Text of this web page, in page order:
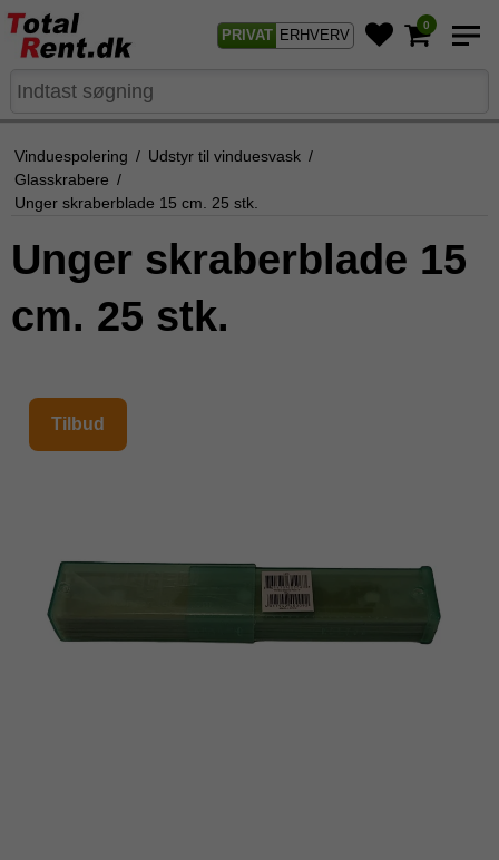
PRIVAT ERHVERV
0
Vinduespolering / Udstyr til vinduesvask /
Glasskrabere /
Unger skraberblade 15 cm. 25 stk.
Unger skraberblade 15
cm. 25 stk.
Tilbud